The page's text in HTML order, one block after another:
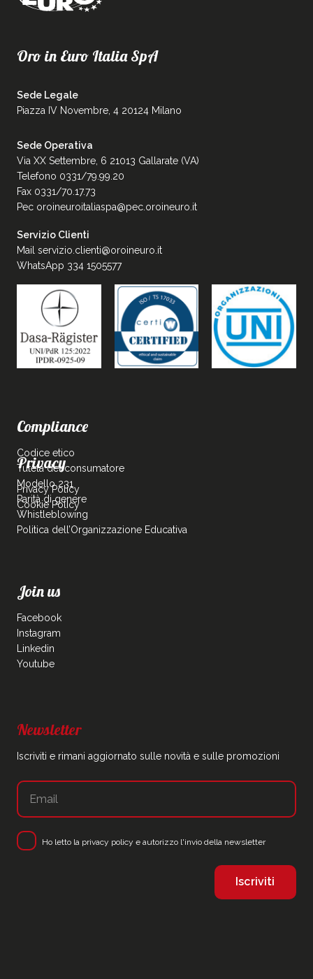
Oro in Euro Italia SpA
Sede Legale
Piazza IV Novembre, 4 20124 Milano
Sede Operativa
Via XX Settembre, 6 21013 Gallarate (VA)
Telefono 0331/79.99.20
Fax 0331/70.17.73
Pec oroineuroitaliaspa@pec.oroineuro.it
Servizio Clienti
Mail servizio.clienti@oroineuro.it
WhatsApp 334 1505577
Compliance
Codice etico
Tutela del consumatore
Modello 231
Parità di genere
Whistleblowing
Politica dell’Organizzazione Educativa
Privacy
Privacy Policy
Cookie Policy
Join us
Facebook
Instagram
Linkedin
Youtube
Newsletter
Iscriviti e rimani aggiornato sulle novità e sulle promozioni
Ho letto la privacy policy e autorizzo l'invio della newsletter